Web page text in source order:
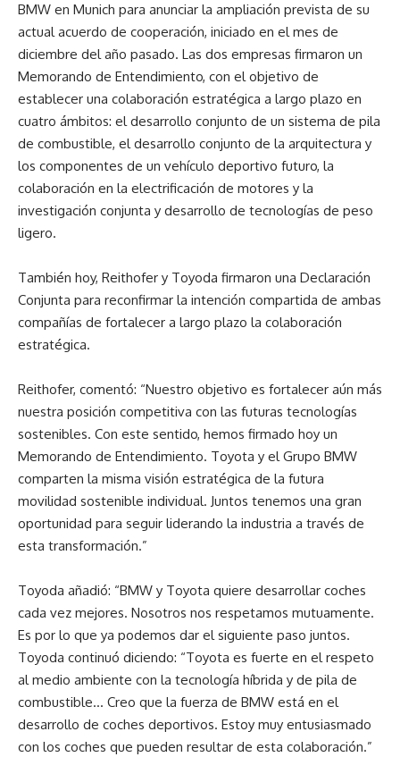
BMW en Munich para anunciar la ampliación prevista de su
actual acuerdo de cooperación, iniciado en el mes de
diciembre del año pasado. Las dos empresas firmaron un
Memorando de Entendimiento, con el objetivo de
establecer una colaboración estratégica a largo plazo en
cuatro ámbitos: el desarrollo conjunto de un sistema de pila
de combustible, el desarrollo conjunto de la arquitectura y
los componentes de un vehículo deportivo futuro, la
colaboración en la electrificación de motores y la
investigación conjunta y desarrollo de tecnologías de peso
ligero.
También hoy, Reithofer y Toyoda firmaron una Declaración
Conjunta para reconfirmar la intención compartida de ambas
compañías de fortalecer a largo plazo la colaboración
estratégica.
Reithofer, comentó: “Nuestro objetivo es fortalecer aún más
nuestra posición competitiva con las futuras tecnologías
sostenibles. Con este sentido, hemos firmado hoy un
Memorando de Entendimiento. Toyota y el Grupo BMW
comparten la misma visión estratégica de la futura
movilidad sostenible individual. Juntos tenemos una gran
oportunidad para seguir liderando la industria a través de
esta transformación.”
Toyoda añadió: “BMW y Toyota quiere desarrollar coches
cada vez mejores. Nosotros nos respetamos mutuamente.
Es por lo que ya podemos dar el siguiente paso juntos.
Toyoda continuó diciendo: “Toyota es fuerte en el respeto
al medio ambiente con la tecnología híbrida y de pila de
combustible… Creo que la fuerza de BMW está en el
desarrollo de coches deportivos. Estoy muy entusiasmado
con los coches que pueden resultar de esta colaboración.”